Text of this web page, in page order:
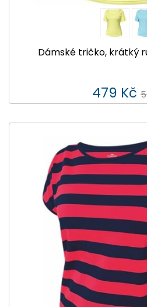
Dámské tričko, krátký
479 Kč